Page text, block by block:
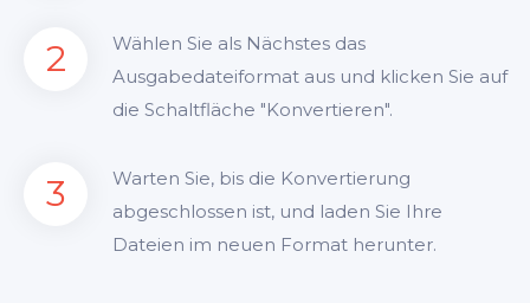
2
Wählen Sie als Nächstes das
Ausgabedateiformat aus und klicken Sie auf
die Schaltfläche "Konvertieren".
3
Warten Sie, bis die Konvertierung
abgeschlossen ist, und laden Sie Ihre
Dateien im neuen Format herunter.